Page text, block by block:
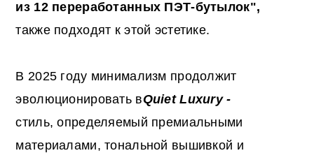
из 12 переработанных ПЭТ-бутылок",
также подходят к этой эстетике.
В 2025 году минимализм продолжит
эволюционировать вQuiet Luxury -
стиль, определяемый премиальными
материалами, тональной вышивкой и